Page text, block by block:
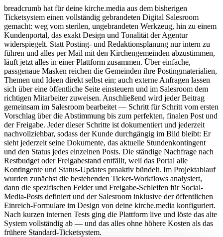
breadcrumb hat für deine kirche.media aus dem bisherigen
Ticketsystem einen vollständig gebrandeten Digital Salesroom
gemacht: weg vom sterilen, ungebrandeten Werkzeug, hin zu einem
Kundenportal, das exakt Design und Tonalität der Agentur
widerspiegelt. Statt Posting- und Redaktionsplanung nur intern zu
führen und alles per Mail mit den Kirchengemeinden abzustimmen,
läuft jetzt alles in einer Plattform zusammen. Über einfache,
passgenaue Masken reichen die Gemeinden ihre Postingmaterialien,
Themen und Ideen direkt selbst ein; auch externe Anfragen lassen
sich über eine öffentliche Seite einsteuern und im Salesroom dem
richtigen Mitarbeiter zuweisen. Anschließend wird jeder Beitrag
gemeinsam im Salesroom bearbeitet — Schritt für Schritt vom ersten
Vorschlag über die Abstimmung bis zum perfekten, finalen Post und
der Freigabe. Jeder dieser Schritte ist dokumentiert und jederzeit
nachvollziehbar, sodass der Kunde durchgängig im Bild bleibt: Er
sieht jederzeit seine Dokumente, das aktuelle Stundenkontingent
und den Status jedes einzelnen Posts. Die ständige Nachfrage nach
Restbudget oder Freigabestand entfällt, weil das Portal alle
Kontingente und Status-Updates proaktiv bündelt. Im Projektablauf
wurden zunächst die bestehenden Ticket-Workflows analysiert,
dann die spezifischen Felder und Freigabe-Schleifen für Social-
Media-Posts definiert und der Salesroom inklusive der öffentlichen
Einreich-Formulare im Design von deine kirche.media konfiguriert.
Nach kurzen internen Tests ging die Plattform live und löste das alte
System vollständig ab — und das alles ohne höhere Kosten als das
frühere Standard-Ticketsystem.